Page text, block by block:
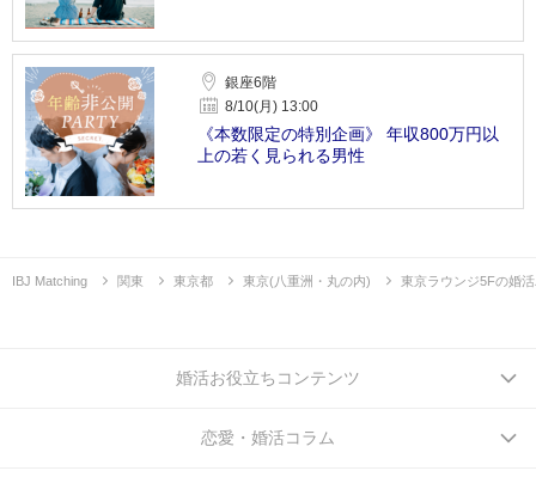
銀座6階
8/10(月) 13:00
《本数限定の特別企画》 年収800万円以
上の若く見られる男性
IBJ Matching 関東 東京都 東京(八重洲・丸の内) 東京ラウンジ5Fの婚
婚活お役立ちコンテンツ
恋愛・婚活コラム